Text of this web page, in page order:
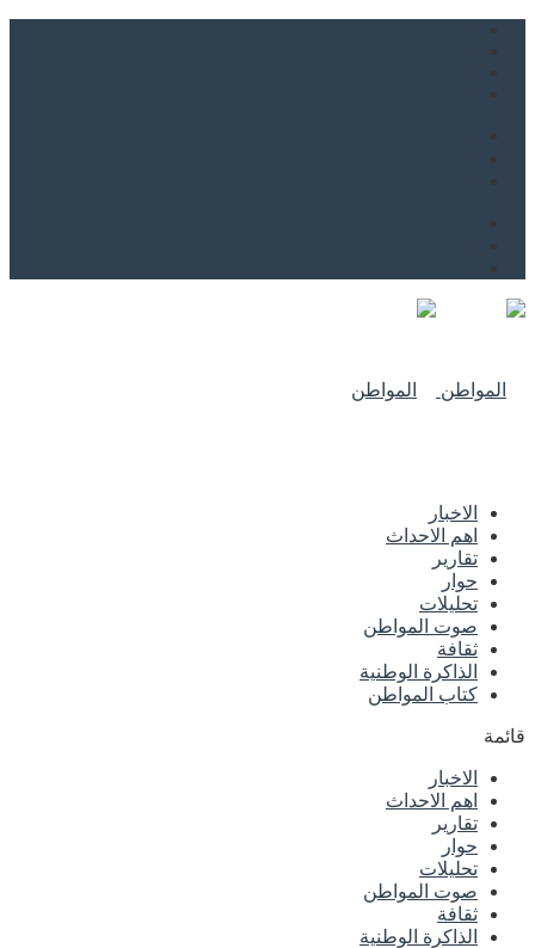
الاخبار
اهم الاحداث
تقارير
حوار
تحليلات
صوت المواطن
ثقافة
الذاكرة الوطنية
كتاب المواطن
قائمة
الاخبار
اهم الاحداث
تقارير
حوار
تحليلات
صوت المواطن
ثقافة
الذاكرة الوطنية